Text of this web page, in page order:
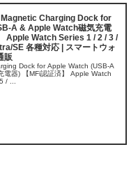
Charging Dock for
A & Apple Watch磁気充電
Apple Watch Series 1 / 2 / 3 /
SE 各種対応 | スマートウォ
販
Dock for Apple Watch (USB-A
電器) 【MFi認証済】 Apple Watch
/ ...